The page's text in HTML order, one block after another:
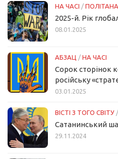
НА ЧАСІ /
2025-й. Рік
08.01.2025
АБЗАЦ / НА ЧАСІ
Сорок сторінок
російську
03.01.2025
ВІСТІ З ТОГО СВІТУ /
Сатанинський
29.11.2024